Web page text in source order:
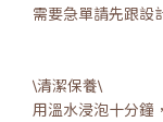
需要急單請先跟設
\清潔保養\
用溫水浸泡十分鐘